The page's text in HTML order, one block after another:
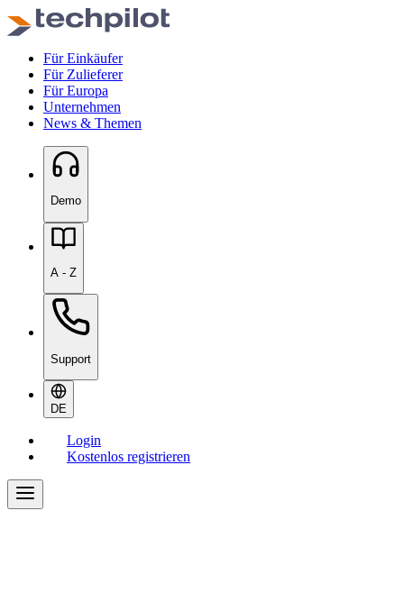
Für Einkäufer
Für Zulieferer
Für Europa
Unternehmen
News & Themen
Demo
A - Z
Support
DE
Login
Kostenlos registrieren